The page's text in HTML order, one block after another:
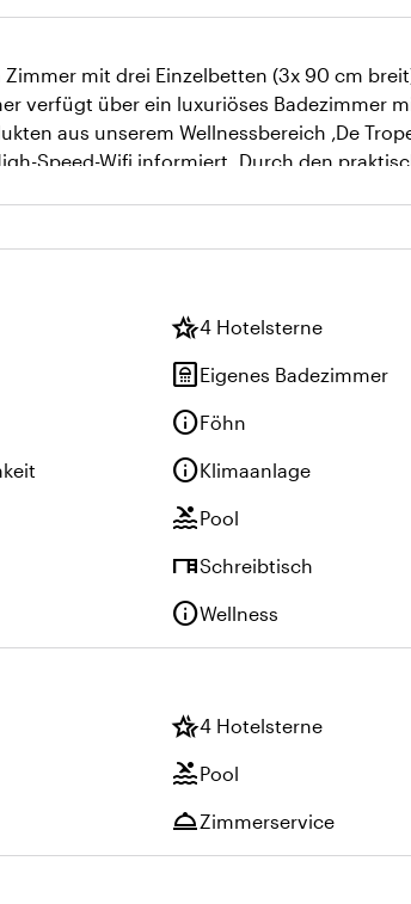
mit drei Einzelbetten (3x 90 cm
verfügt über ein luxuriöses Badezimmer
aus unserem Wellnessbereich ‚De
Speed-Wifi informiert. Durch den
den Wellnessbereich und den
hotel_class4 Hotelsterne
bathroomEigenes Badezimmer
infoFöhn
infoKlimaanlage
poolPool
deskSchreibtisch
infoWellness
hotel_class4 Hotelsterne
poolPool
room_serviceZimmerservice